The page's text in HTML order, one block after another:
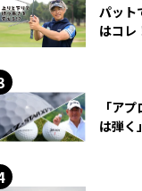
パット
はコ
「ア
は弾く